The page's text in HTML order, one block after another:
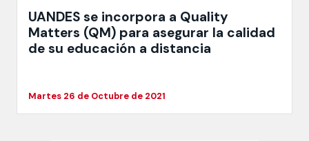
UANDES se incorpora a Quality
Matters (QM) para asegurar la calidad
de su educación a distancia
Martes 26 de Octubre de 2021